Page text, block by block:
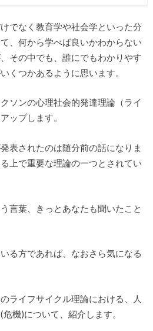
でなく教育学や社会学といった分
、何から学べば良いかわからない
その中でも、誰にでもわかりやす
くつかあるように思います。
ソンの心理社会的発達理論（ライ
ップします。
表されたのは随分前の話になりま
上で重要な理論の一つとされてい
言葉、きっとあなたも聞いたこと
る方であれば、なおさら気になる
ライフサイクル理論における、人
機)について、紹介します。